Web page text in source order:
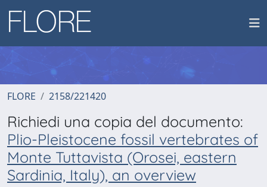
FLORE 2158/221420
Richiedi una copia del documento:
Plio-Pleistocene fossil vertebrates of
Monte Tuttavista (Orosei, eastern
Sardinia, Italy), an overview